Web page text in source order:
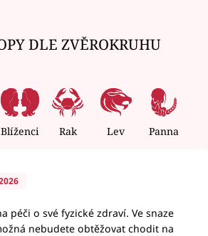
DLE ZVĚROKRUHU
Blíženci Rak Lev Panna
péči o své fyzické zdraví. Ve snaze
nebudete obtěžovat chodit na